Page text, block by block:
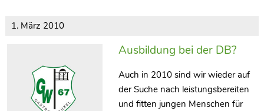
1. März 2010
Ausbildung bei der DB?
Auch in 2010 sind wir wieder auf
der Suche nach leistungsbereiten
und fitten jungen Menschen für